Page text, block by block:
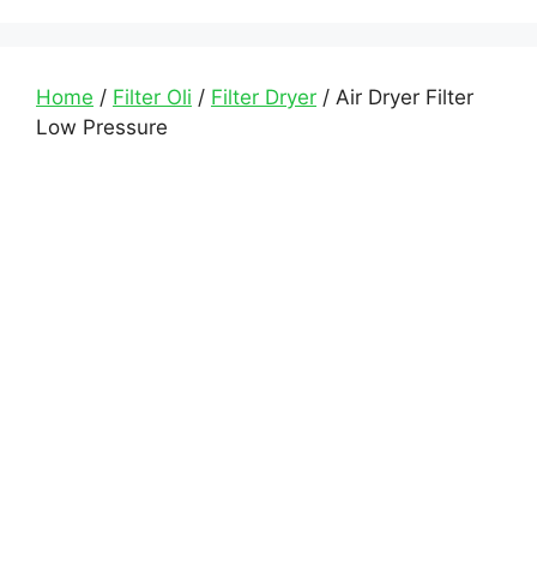
Home / Filter Oli / Filter Dryer / Air Dryer Filter
Low Pressure